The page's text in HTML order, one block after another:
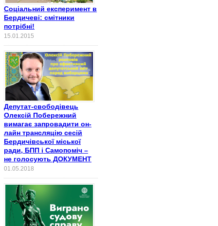
Соціальний експеримент в
Бердичеві: смітники
потрібні!
15.01.2015
Депутат-свободівець
Олексій Побережний
вимагає запровадити он-
лайн трансляцію сесій
Бердичівської міської
ради, БПП і Самопоміч –
не голосують ДОКУМЕНТ
01.05.2018